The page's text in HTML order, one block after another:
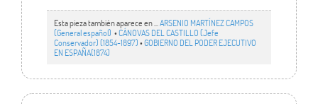
Esta pieza también aparece en ... ARSENIO MARTÍNEZ CAMPOS
(General español) •CÁNOVAS DEL CASTILLO (Jefe
Conservador) (1854-1897)•GOBIERNO DEL PODER EJECUTIVO
EN ESPAÑA(1874)